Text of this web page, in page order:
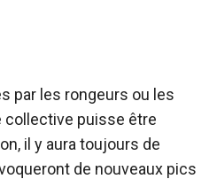
par les rongeurs ou les
collective puisse être
il y aura toujours de
de nouveaux pics